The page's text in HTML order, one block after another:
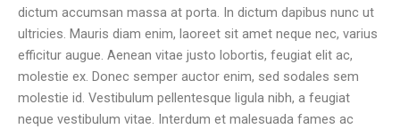
dictum accumsan massa at porta. In dictum dapibus nunc ut
ultricies. Mauris diam enim, laoreet sit amet neque nec, varius
efficitur augue. Aenean vitae justo lobortis, feugiat elit ac,
molestie ex. Donec semper auctor enim, sed sodales sem
molestie id. Vestibulum pellentesque ligula nibh, a feugiat
neque vestibulum vitae. Interdum et malesuada fames ac